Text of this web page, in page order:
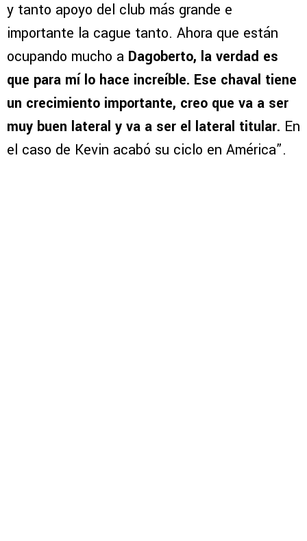
y tanto apoyo del club más grande e
importante la cague tanto. Ahora que están
ocupando mucho a Dagoberto, la verdad es
que para mí lo hace increíble. Ese chaval tiene
un crecimiento importante, creo que va a ser
muy buen lateral y va a ser el lateral titular. En
el caso de Kevin acabó su ciclo en América”.